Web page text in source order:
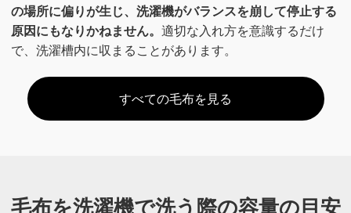
の場所に偏りが生じ、洗濯機がバランスを崩して停止する
原因にもなりかねません。 適切な入れ方を意識するだけ
で、洗濯槽内に収まることがあります。
すべての毛布を見る
毛布を洗濯機で洗う際の容量の目安